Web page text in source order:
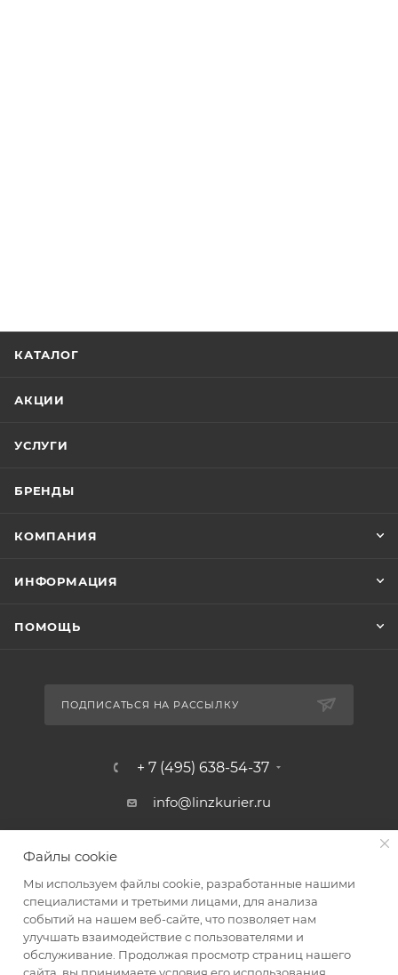
КАТАЛОГ
АКЦИИ
УСЛУГИ
БРЕНДЫ
КОМПАНИЯ
ИНФОРМАЦИЯ
ПОМОЩЬ
ПОДПИСАТЬСЯ НА РАССЫЛКУ
+ 7 (495) 638-54-37
info@linzkurier.ru
Файлы cookie
Мы используем файлы cookie, разработанные нашими
специалистами и третьими лицами, для анализа
событий на нашем веб-сайте, что позволяет нам
улучшать взаимодействие с пользователями и
обслуживание. Продолжая просмотр страниц нашего